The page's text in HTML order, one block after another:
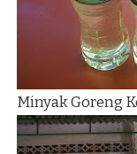
Minyak Goreng